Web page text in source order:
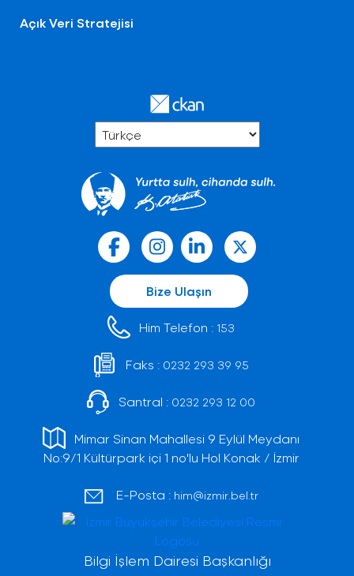
Açık Veri Stratejisi
Bize Ulaşın
Him Telefon : 153
Faks : 0232 293 39 95
Santral : 0232 293 12 00
Mimar Sinan Mahallesi 9 Eylül Meydanı
No:9/1 Kültürpark içi 1 no'lu Hol Konak / İzmir
E-Posta : him@izmir.bel.tr
Bilgi İşlem Dairesi Başkanlığı